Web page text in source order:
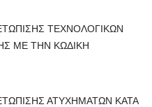
ΤΕΧΝΟΛΟΓΙΚΩΝ
ΜΕ ΤΗΝ ΚΩΔΙΚΗ
ΑΤΥΧΗΜΑΤΩΝ ΚΑΤΑ